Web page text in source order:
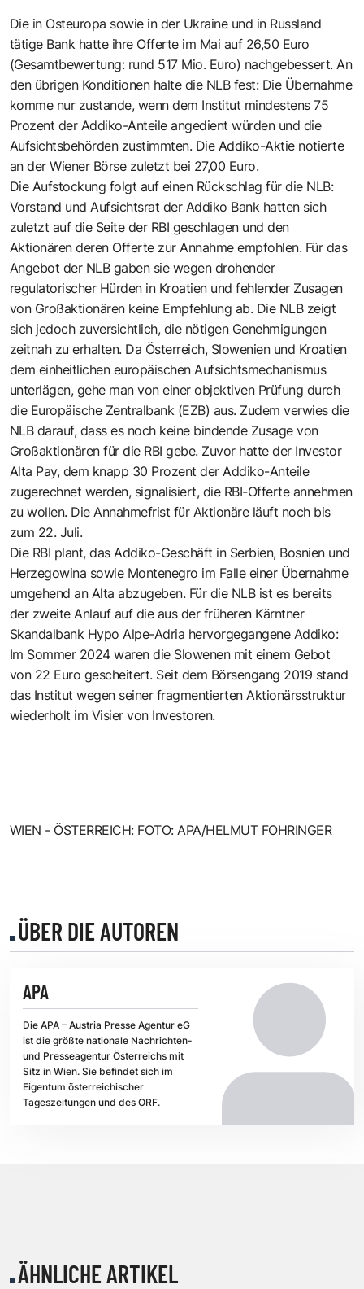
Die in Osteuropa sowie in der Ukraine und in Russland
tätige Bank hatte ihre Offerte im Mai auf 26,50 Euro
(Gesamtbewertung: rund 517 Mio. Euro) nachgebessert. An
den übrigen Konditionen halte die NLB fest: Die Übernahme
komme nur zustande, wenn dem Institut mindestens 75
Prozent der Addiko-Anteile angedient würden und die
Aufsichtsbehörden zustimmten. Die Addiko-Aktie notierte
an der Wiener Börse zuletzt bei 27,00 Euro.
Die Aufstockung folgt auf einen Rückschlag für die NLB:
Vorstand und Aufsichtsrat der Addiko Bank hatten sich
zuletzt auf die Seite der RBI geschlagen und den
Aktionären deren Offerte zur Annahme empfohlen. Für das
Angebot der NLB gaben sie wegen drohender
regulatorischer Hürden in Kroatien und fehlender Zusagen
von Großaktionären keine Empfehlung ab. Die NLB zeigt
sich jedoch zuversichtlich, die nötigen Genehmigungen
zeitnah zu erhalten. Da Österreich, Slowenien und Kroatien
dem einheitlichen europäischen Aufsichtsmechanismus
unterlägen, gehe man von einer objektiven Prüfung durch
die Europäische Zentralbank (EZB) aus. Zudem verwies die
NLB darauf, dass es noch keine bindende Zusage von
Großaktionären für die RBI gebe. Zuvor hatte der Investor
Alta Pay, dem knapp 30 Prozent der Addiko-Anteile
zugerechnet werden, signalisiert, die RBI-Offerte annehmen
zu wollen. Die Annahmefrist für Aktionäre läuft noch bis
zum 22. Juli.
Die RBI plant, das Addiko-Geschäft in Serbien, Bosnien und
Herzegowina sowie Montenegro im Falle einer Übernahme
umgehend an Alta abzugeben. Für die NLB ist es bereits
der zweite Anlauf auf die aus der früheren Kärntner
Skandalbank Hypo Alpe-Adria hervorgegangene Addiko:
Im Sommer 2024 waren die Slowenen mit einem Gebot
von 22 Euro gescheitert. Seit dem Börsengang 2019 stand
das Institut wegen seiner fragmentierten Aktionärsstruktur
wiederholt im Visier von Investoren.
WIEN - ÖSTERREICH: FOTO: APA/HELMUT FOHRINGER
ÜBER DIE AUTOREN
APA
Die APA – Austria Presse Agentur eG
ist die größte nationale Nachrichten-
und Presseagentur Österreichs mit
Sitz in Wien. Sie befindet sich im
Eigentum österreichischer
Tageszeitungen und des ORF.
ÄHNLICHE ARTIKEL